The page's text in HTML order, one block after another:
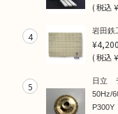
(税込
4 岩田鉄
¥4,200
(税込
5
日立
50Hz/
P300Y